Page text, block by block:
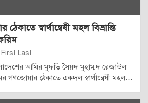
স্বার্থান্বেষী মহল বিভ্রান্তি
First Last
আমির মুফতি সৈয়দ মুহাম্মদ রেজাউল
গণজোয়ার ঠেকাতে একদল স্বার্থান্বেষী মহল…